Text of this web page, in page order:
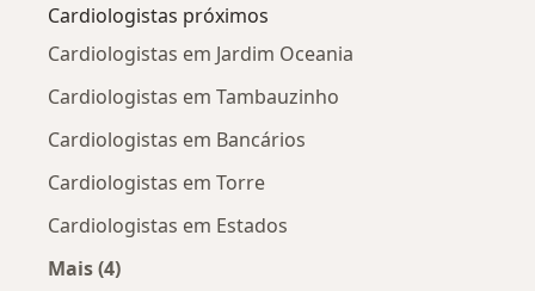
Cardiologistas próximos
Cardiologistas em Jardim Oceania
Cardiologistas em Tambauzinho
Cardiologistas em Bancários
Cardiologistas em Torre
Cardiologistas em Estados
Mais (4)